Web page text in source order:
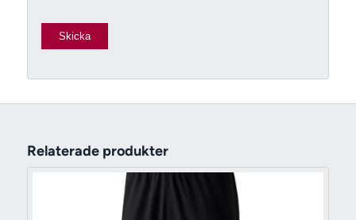
Relaterade produkter